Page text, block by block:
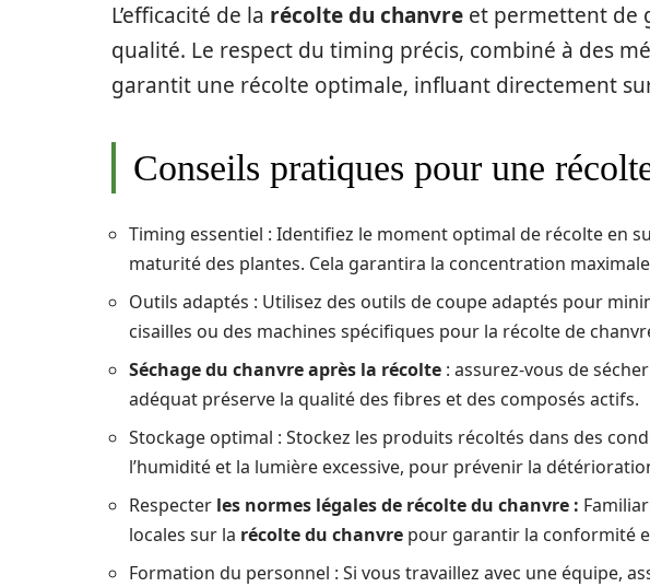
L’efficacité de la récolte du chanvre et permettent de
qualité. Le respect du timing précis, combiné à des
garantit une récolte optimale, influant directement
Conseils pratiques pour une
Timing essentiel : Identifiez le moment optimal de récolte en
maturité des plantes. Cela garantira la concentration
Outils adaptés : Utilisez des outils de coupe adaptés pour
cisailles ou des machines spécifiques pour la récolte de
Séchage du chanvre après la récolte : assurez-vous de
adéquat préserve la qualité des fibres et des composés actifs.
Stockage optimal : Stockez les produits récoltés dans des
l’humidité et la lumière excessive, pour prévenir la
Respecter les normes légales de récolte du chanvre :
locales sur la récolte du chanvre pour garantir la conformité
Formation du personnel : Si vous travaillez avec une équipe,